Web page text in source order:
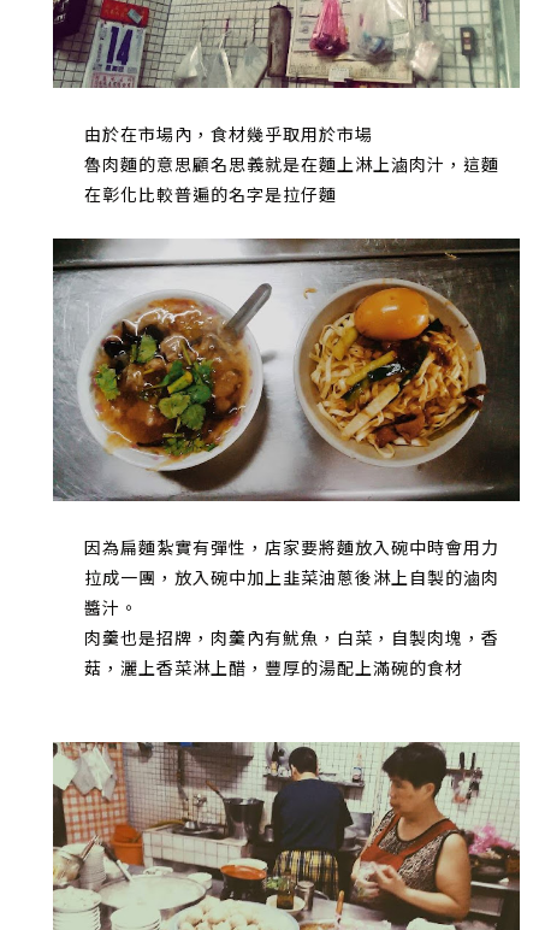
由於在市場內，食材幾乎取用於市場
魯肉麵的意思顧名思義就是在麵上淋上滷肉汁，這麵
在彰化比較普遍的名字是拉仔麵
因為扁麵紮實有彈性，店家要將麵放入碗中時會用力
拉成一團，放入碗中加上韭菜油蔥後淋上自製的滷肉
醬汁。
肉羹也是招牌，肉羹內有魷魚，白菜，自製肉塊，香
菇，灑上香菜淋上醋，豐厚的湯配上滿碗的食材